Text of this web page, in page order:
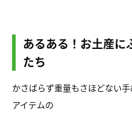
あるある！お土産に
たち
かさばらず重量もさほどない
アイテムの